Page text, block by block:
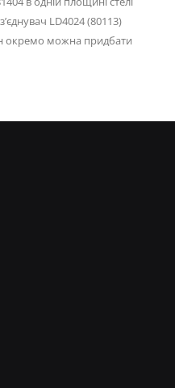
LD4024 (80113)
окремо можна придбати